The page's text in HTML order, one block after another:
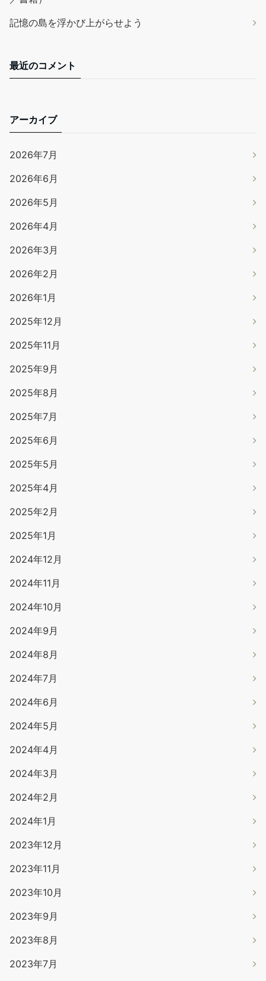
記憶の島を浮かび上がらせよう
最近のコメント
アーカイブ
2026年7月
2026年6月
2026年5月
2026年4月
2026年3月
2026年2月
2026年1月
2025年12月
2025年11月
2025年9月
2025年8月
2025年7月
2025年6月
2025年5月
2025年4月
2025年2月
2025年1月
2024年12月
2024年11月
2024年10月
2024年9月
2024年8月
2024年7月
2024年6月
2024年5月
2024年4月
2024年3月
2024年2月
2024年1月
2023年12月
2023年11月
2023年10月
2023年9月
2023年8月
2023年7月